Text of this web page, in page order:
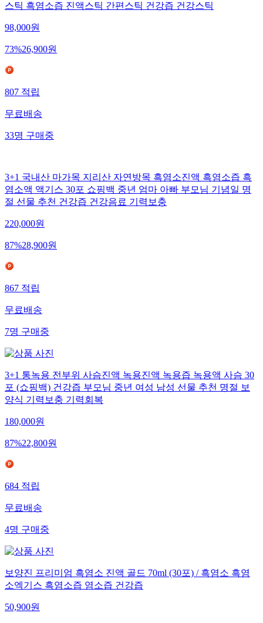
스틱 흑염소즙 진액스틱 간편스틱 건강즙 건강스틱
98,000원
73%26,900원
807 적립
무료배송
33명 구매중
3+1 국내산 마가목 지리산 자연방목 흑염소진액 흑염소즙 흑
염소액 액기스 30포 쇼핑백 중년 엄마 아빠 부모님 기념일 명
절 선물 추천 건강즙 건강음료 기력보충
220,000원
87%28,900원
867적립
무료배송
7명구매중
3+1 통녹용 전부위 사슴진액 녹용진액 녹용즙 녹용액 사슴 30
포 (쇼핑백) 건강즙 부모님 중년 여성 남성 선물 추천 명절 보
양식 기력보충 기력회복
180,000원
87%22,800원
684적립
무료배송
4명구매중
보양진 프리미엄 흑염소 진액 골드 70ml (30포) / 흑염소 흑염
소엑기스 흑염소즙 염소즙 건강즙
50,900원